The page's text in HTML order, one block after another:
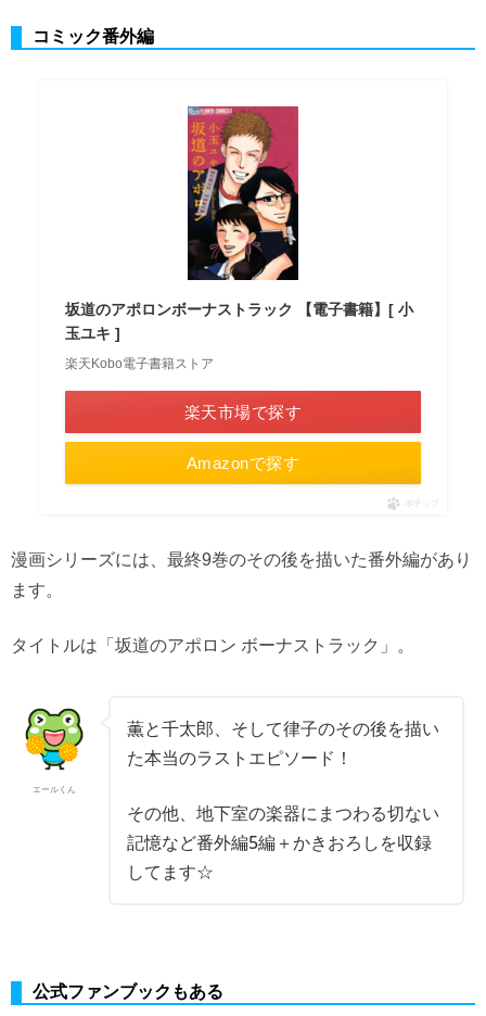
コミック番外編
坂道のアポロンボーナストラック 【電子書籍】[ 小
玉ユキ ]
楽天Kobo電子書籍ストア
楽天市場で探す
Amazonで探す
ポチップ
漫画シリーズには、最終9巻のその後を描いた番外編があり
ます。
タイトルは「坂道のアポロン ボーナストラック」。
エールくん
薫と千太郎、そして律子のその後を描い
た本当のラストエピソード！
その他、地下室の楽器にまつわる切ない
記憶など番外編5編＋かきおろしを収録
してます☆
公式ファンブックもある